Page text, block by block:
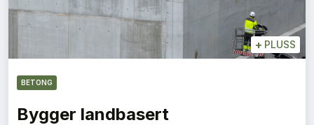
+ PLUSS
BETONG
Bygger landbasert